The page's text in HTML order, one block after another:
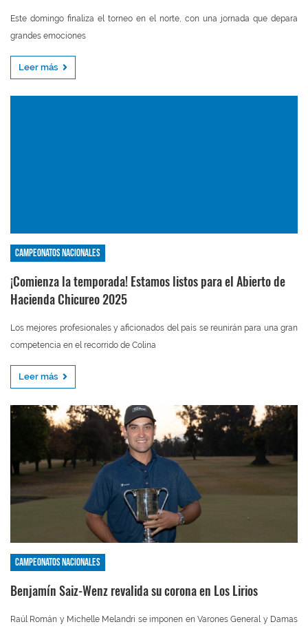
Este domingo finaliza el torneo en el norte, con una jornada que depara
grandes emociones
Leer más
Campeonatos nacionales
¡Comienza la temporada! Estamos listos para el Abierto de
Hacienda Chicureo 2025
Los mejores profesionales y aficionados del país se reunirán para una gran
competencia en el recorrido de Colina
Leer más
Campeonatos nacionales
Benjamín Saiz-Wenz revalida su corona en Los Lirios
Raúl Román y Michelle Melandri se imponen en Varones General y Damas